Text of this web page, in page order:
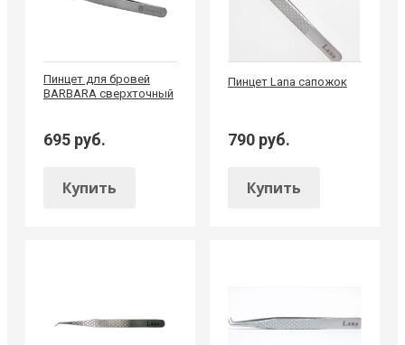
Пинцет для бровей
BARBARA сверхточный
695 руб.
Купить
Пинцет Lana сапожок
790 руб.
Купить